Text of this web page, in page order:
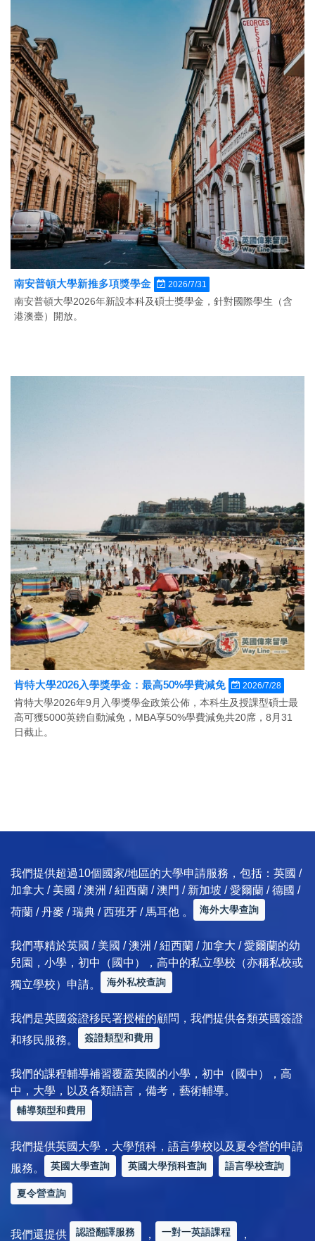
南安普頓大學新推多項獎學金 2026/7/31
南安普頓大學2026年新設本科及碩士獎學金，針對國際學生（含
港澳臺）開放。
肯特大學2026入學獎學金：最高50%學費減免 2026/7/28
肯特大學2026年9月入學獎學金政策公佈，本科生及授課型碩士最
高可獲5000英鎊自動減免，MBA享50%學費減免共20席，8月31
日截止。
我們提供超過10個國家/地區的大學申請服務，包括：英國 /
加拿大 / 美國 / 澳洲 / 紐西蘭 / 澳門 / 新加坡 / 愛爾蘭 / 德國 /
荷蘭 / 丹麥 / 瑞典 / 西班牙 / 馬耳他 。
海外大學查詢
我們專精於英國 / 美國 / 澳洲 / 紐西蘭 / 加拿大 / 愛爾蘭的幼
兒園，小學，初中（國中），高中的私立學校（亦稱私校或
獨立學校）申請。
海外私校查詢
我們是英國簽證移民署授權的顧問，我們提供各類英國簽證
和移民服務。
簽證類型和費用
我們的課程輔導補習覆蓋英國的小學，初中（國中），高
中，大學，以及各類語言，備考，藝術輔導。
輔導類型和費用
我們提供英國大學，大學預科，語言學校以及夏令營的申請
服務。
英國大學查詢 英國大學預科查詢 語言學校查詢
夏令營查詢
我們還提供 認證翻譯服務 ， 一對一英語課程 ，